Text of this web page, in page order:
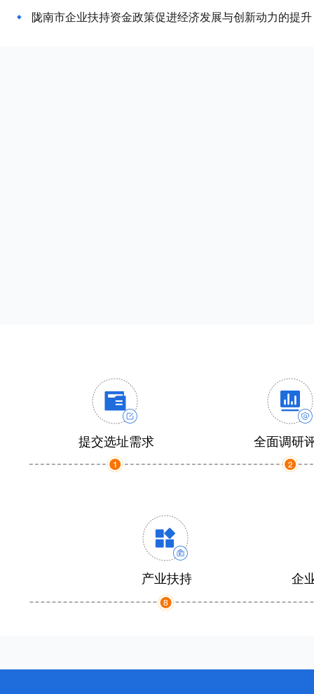
陇南市企业扶持资金政策促进经济发展与创新动力的提升
提交选址需求 全面调研
产业扶持 企